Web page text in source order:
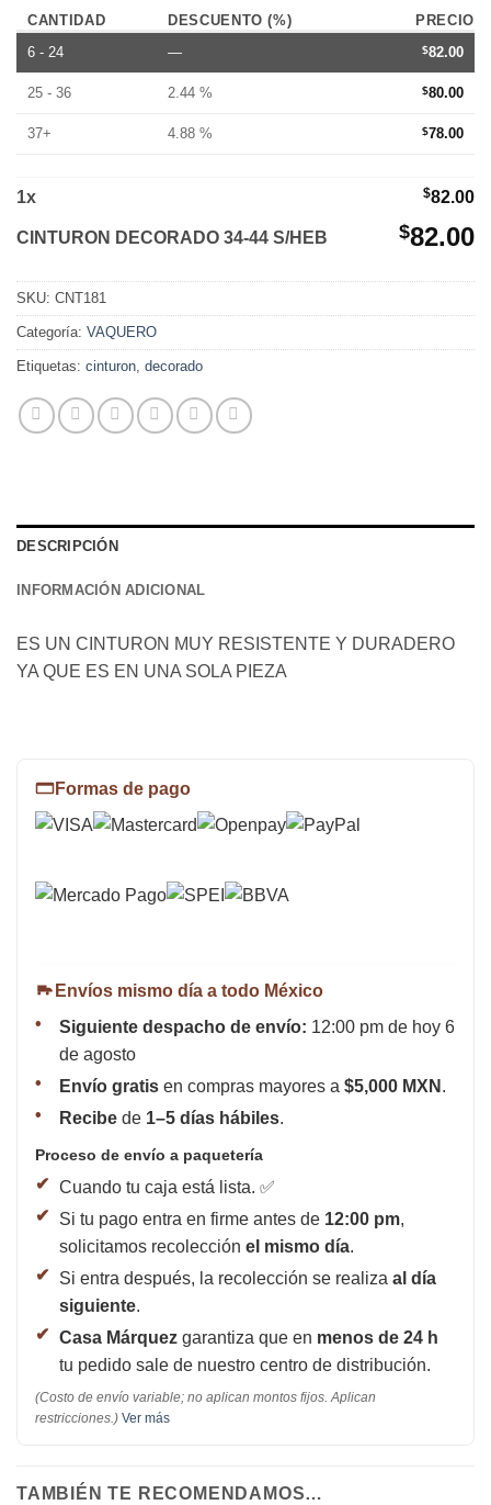
CANTIDAD DESCUENTO (%)
PRECIO
6 - 24
— $82.00
25 - 36 2.44 % $80.00
37+ 4.88 % $78.00
1x $82.00
CINTURON DECORADO 34-44 S/HEB $82.00
SKU: CNT181
Categoría: VAQUERO
Etiquetas: cinturon, decorado
DESCRIPCIÓN
INFORMACIÓN ADICIONAL
ES UN CINTURON MUY RESISTENTE Y DURADERO
YA QUE ES EN UNA SOLA PIEZA
Formas de pago
Envíos mismo día a todo México
Siguiente despacho de envío: 12:00 pm de hoy 6
de agosto
Envío gratis en compras mayores a $5,000 MXN .
Recibe de 1–5 días hábiles.
Proceso de envío a paquetería
Cuando tu caja está lista. ✅
Si tu pago entra en firme antes de 12:00 pm,
solicitamos recolección el mismo día.
Si entra después, la recolección se realiza al día
siguiente.
Casa Márquez garantiza que en menos de 24 h
tu pedido sale de nuestro centro de distribución.
(Costo de envío variable; no aplican montos fijos. Aplican
restricciones.) Ver más
TAMBIÉN TE RECOMENDAMOS…